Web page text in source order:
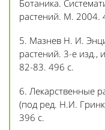
Ботаника.
растений. М. 2004.
5. Мазнев Н. И.
растений. 3-е
82-83. 496 с.
6. Лекарственные
(под ред. Н.И.
396 с.